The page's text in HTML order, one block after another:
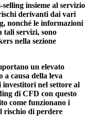
insieme al servizio
derivanti dai vari
nonché le informazioni
tali servizi, sono
nella sezione
un elevato
causa della leva
nel settore al
di CFD con questo
come funzionano i
rischio di perdere